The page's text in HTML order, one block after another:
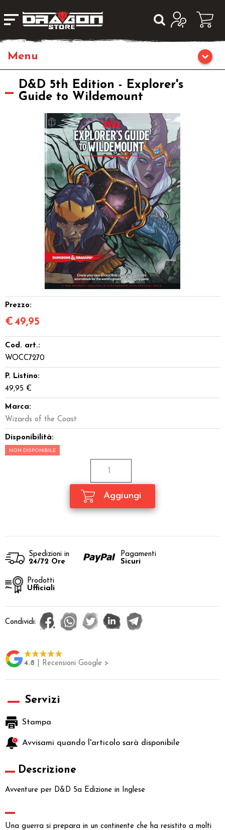
Home
Librigame
Giochi di Carte Collezionabili
Miniature
Giocattoli e Gadget
D&D 5th Edition - Explorer's
Guide to Wildemount
Prezzo:
€49,95
Cod. art.:
WOCC7270
P. Listino:
49,95 €
Marca:
Wizards of the Coast
Disponibilità:
NON DISPONIBILE
Spedizioni in
24/72 Ore
Pagamenti
Sicuri
Prodotti
Ufficiali
Condividi:
4.8 | Recensioni Google >
Servizi
Stampa
Avvisami quando l'articolo sarà disponibile
Descrizione
Avventure per D&D 5a Edizione in Inglese
Una guerra si prepara in un continente che ha resistito a molti